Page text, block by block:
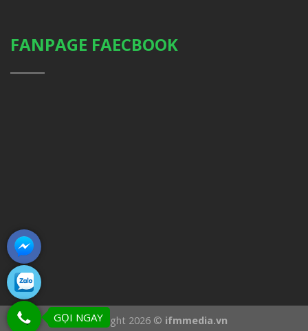
FANPAGE FAECBOOK
Copyright 2026 © ifmmedia.vn
GỌI NGAY